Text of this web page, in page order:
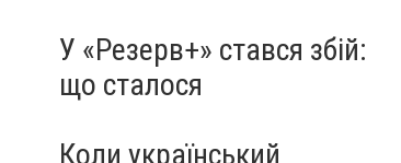
У «Резерв+» стався збій:
що сталося
Коли український